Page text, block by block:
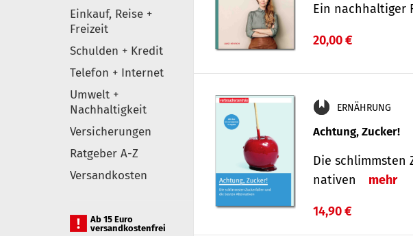
Einkauf, Reise +
Freizeit
Schulden + Kredit
Telefon + Internet
Umwelt +
Nachhaltigkeit
Versicherungen
Ratgeber A-Z
Versandkosten
Ab 15 Euro
versandkostenfrei
Ein nachhaltiger
20,00 €
ERNÄHRUNG
Achtung, Zucker!
Die
nativen
mehr
14,90 €